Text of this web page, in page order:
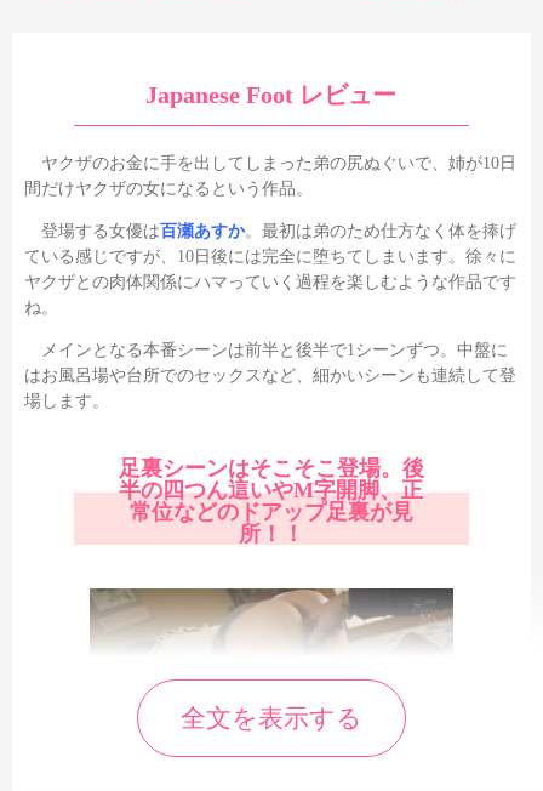
Japanese Foot レビュー
ヤクザのお金に手を出してしまった弟の尻ぬぐいで、姉が10日
間だけヤクザの女になるという作品。
登場する女優は百瀬あすか。最初は弟のため仕方なく体を捧げ
ている感じですが、10日後には完全に堕ちてしまいます。徐々に
ヤクザとの肉体関係にハマっていく過程を楽しむような作品です
ね。
メインとなる本番シーンは前半と後半で1シーンずつ。中盤に
はお風呂場や台所でのセックスなど、細かいシーンも連続して登
場します。
足裏シーンはそこそこ登場。後
半の四つん這いやM字開脚、正
常位などのドアップ足裏が見
所！！
全文を表示する